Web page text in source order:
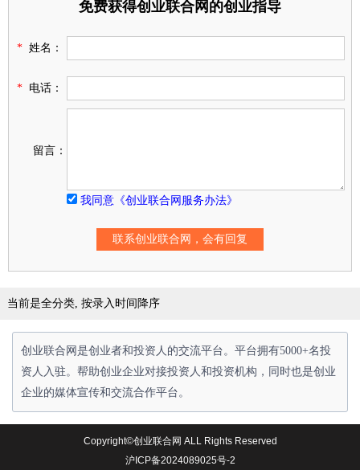
免费获得创业联合网的创业指导
* 姓名：
* 电话：
留言：
我同意《创业联合网服务办法》
当前是全分类, 按录入时间降序
创业联合网是创业者和投资人的交流平台。平台拥有5000+名投
资人入驻。帮助创业企业对接投资人和投资机构，同时也是创业
企业的媒体宣传和交流合作平台。
Copyright©创业联合网 ALL Rights Reserved
沪ICP备2024089025号-2